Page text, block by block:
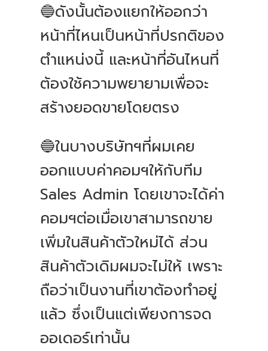
🔵ดังนั้นต้องแยกให้ออกว่า
หน้าที่ไหนเป็นหน้าที่ปรกติของ
ตำแหน่งนี้ และหน้าที่อันไหนที่
ต้องใช้ความพยายามเพื่อจะ
สร้างยอดขายโดยตรง
🔵ในบางบริษัทฯที่ผมเคย
ออกแบบค่าคอมฯให้กับทีม
Sales Admin โดยเขาจะได้ค่า
คอมฯต่อเมื่อเขาสามารถขาย
เพิ่มในสินค้าตัวใหม่ได้ ส่วน
สินค้าตัวเดิมผมจะไม่ให้ เพราะ
ถือว่าเป็นงานที่เขาต้องทำอยู่
แล้ว ซึ่งเป็นแต่เพียงการจด
ออเดอร์เท่านั้น